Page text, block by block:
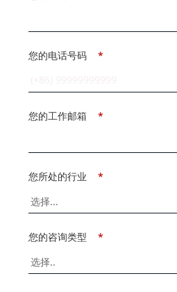
*
您的电话号码
*
您的工作邮箱
*
您所处的行业
*
您的咨询类型